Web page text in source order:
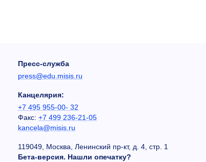
Пресс-служба
press@edu.misis.ru
Канцелярия:
+7 495 955-00- 32
Факс: +7 499 236-21-05
kancela@misis.ru
119049, Москва, Ленинский пр-кт, д. 4, стр. 1
Бета-версия. Нашли опечатку?